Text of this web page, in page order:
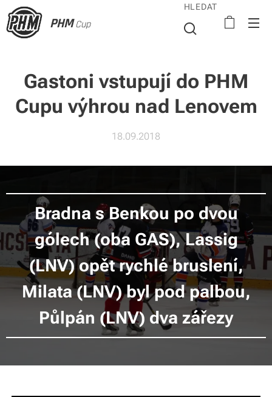
PHMCup
HLEDAT
Gastoni vstupují do PHM
Cupu výhrou nad Lenovem
18.09.2018
Bradna s Benkou po dvou
gólech (oba GAS), Lassig
(LNV) opět rychlé bruslení,
Milata (LNV) byl pod palbou,
Půlpán (LNV) dva zářezy